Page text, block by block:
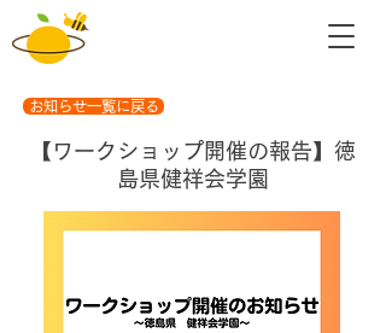
お知らせ一覧に戻る
【ワークショップ開催の報告】徳
島県健祥会学園